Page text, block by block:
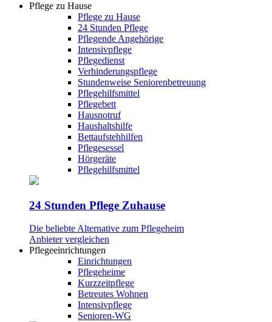
Pflege zu Hause
Pflege zu Hause
24 Stunden Pflege
Pflegende Angehörige
Intensivpflege
Pflegedienst
Verhinderungspflege
Stundenweise Seniorenbetreuung
Pflegehilfsmittel
Pflegebett
Hausnotruf
Haushaltshilfe
Bettaufstehhilfen
Pflegesessel
Hörgeräte
Pflegehilfsmittel
24 Stunden Pflege Zuhause
Die beliebte Alternative zum Pflegeheim
Anbieter vergleichen
Pflegeeinrichtungen
Einrichtungen
Pflegeheime
Kurzzeitpflege
Betreutes Wohnen
Intensivpflege
Senioren-WG